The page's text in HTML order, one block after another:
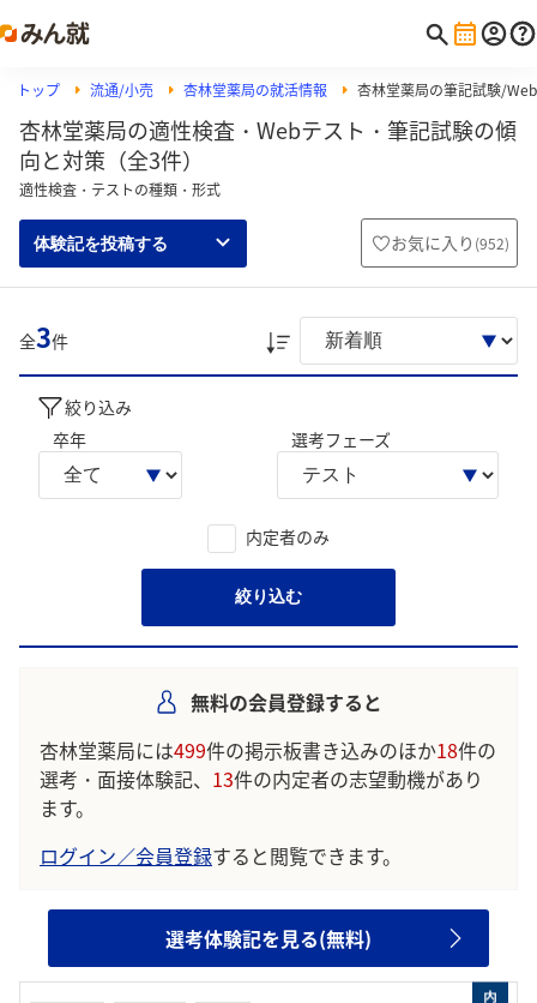
トップ 流通/小売 杏林堂薬局の就活情報 杏林堂薬局の筆記試験/
杏林堂薬局の適性検査・Webテスト・筆記試験の傾
向と対策（全3件）
適性検査・テストの種類・形式
体験記を投稿する お気に入り (952)
全3件
絞り込み
卒年
選考フェーズ
内定者のみ
絞り込む
無料の会員登録すると
杏林堂薬局には499件の掲示板書き込みのほか18件の
選考・面接体験記、 13件の内定者の志望動機があり
ます。
ログイン／会員登録すると閲覧できます。
選考体験記を見る(無料)